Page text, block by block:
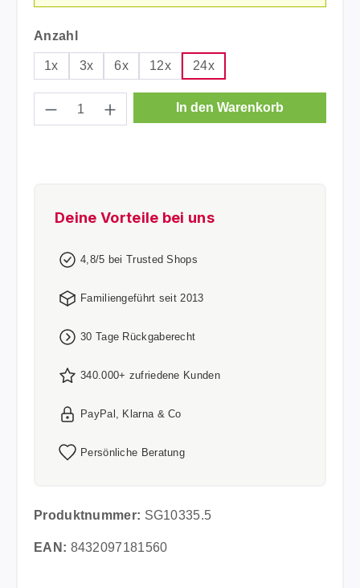
Anzahl auswählen
1x 3x 6x 12x 24x
Produkt Anzahl: Gib den gewünschten
In den Warenkorb
Deine Vorteile bei uns
4,8/5 bei Trusted Shops
Familiengeführt seit 2013
30 Tage Rückgaberecht
340.000+ zufriedene Kunden
PayPal, Klarna & Co
Persönliche Beratung
Produktnummer: SG10335.5
EAN: 8432097181560